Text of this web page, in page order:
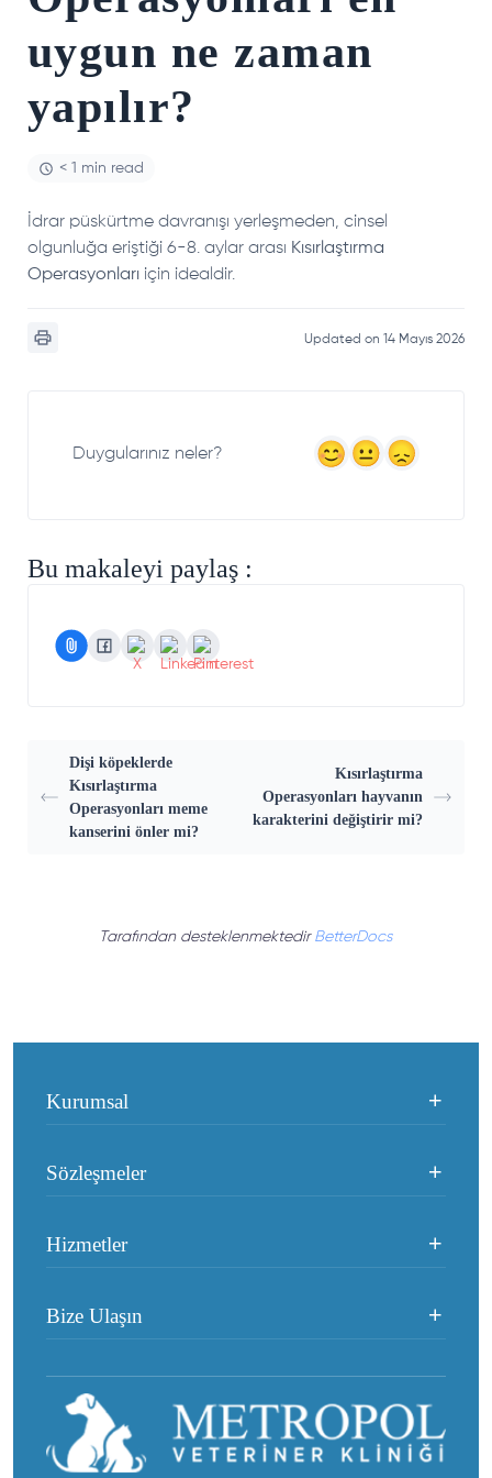
uygun ne zaman
yapılır?
< 1 min read
İdrar püskürtme davranışı yerleşmeden, cinsel
olgunluğa eriştiği 6-8. aylar arası Kısırlaştırma
Operasyonları için idealdir.
Updated on 14 Mayıs 2026
Duygularınız neler?
Bu makaleyi paylaş :
Dişi köpeklerde
Kısırlaştırma
Operasyonları meme
kanserini önler mi?
Kısırlaştırma
Operasyonları hayvanın
karakterini değiştirir mi?
Tarafından desteklenmektedir BetterDocs
Kurumsal
Sözleşmeler
Hizmetler
Bize Ulaşın